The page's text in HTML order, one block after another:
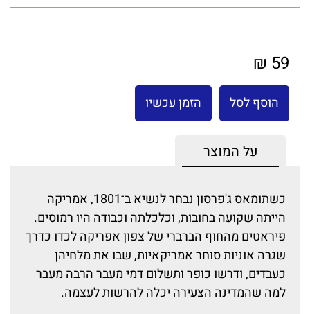
59 ₪
הוסף לסל הזמן עכשיו
על המוצר
כשתומאס ג'פרסון נבחר לנשיא ב־1801, אמריקה
הייתה שקועה בחובות, וכלכלתה וכבודה היו רמוסים.
פיראטים מהחוף הברברי של צפון אפריקה לכדו כדרך
שגרה אוניות סוחר אמריקאיות, שבו את מלחיהן
כעבדים, ודרשו כופר ותשלום דמי מעבר הרבה מעבר
למה שהמדינה הצעירה יכלה להרשות לעצמה.